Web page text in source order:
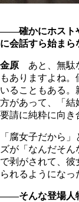
――確かにホスト
に会話すら始まら
金原 あと、無駄
もありますよね
いることもある。
方があって、「結
要請に純粋に向き
「腐女子だから
ズが「なんだそ
で剥がされて、彼
られるようになっ
――そんな登場人